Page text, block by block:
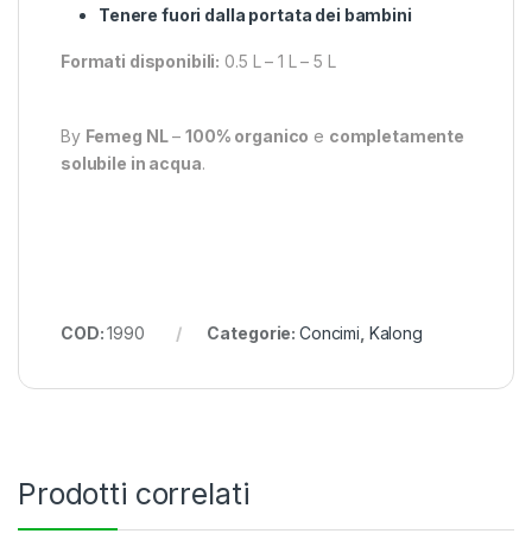
Tenere fuori dalla portata dei bambini
Formati disponibili: 0.5 L – 1 L – 5 L
By Femeg NL–100% organico e completamente
solubile in acqua.
COD:1990 Categorie: Concimi Kalong
Prodotti correlati